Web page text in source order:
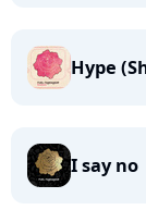
Hype
I say no